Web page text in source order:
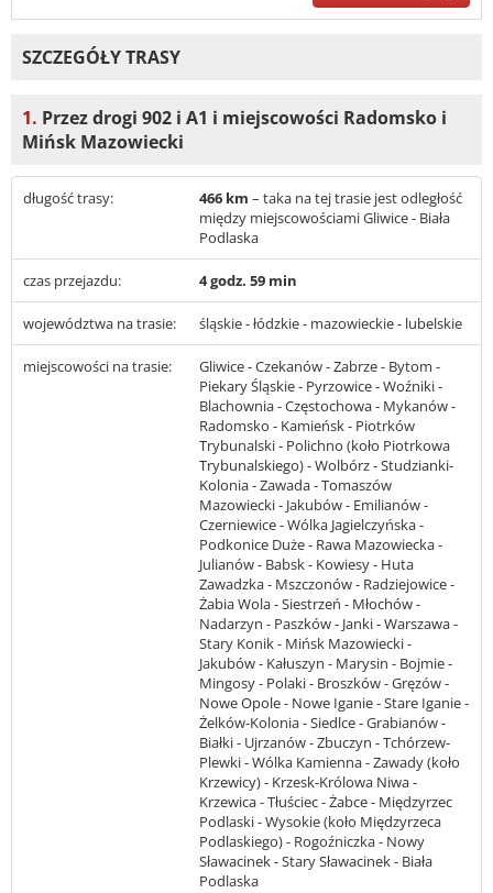
SZCZEGÓŁY TRASY
1. Przez drogi 902 i A1 i miejscowości Radomsko i
Mińsk Mazowiecki
długość trasy: 466 km – taka na tej trasie jest odległość
między miejscowościami Gliwice - Biała
Podlaska
czas przejazdu: 4 godz. 59 min
województwa na trasie: śląskie - łódzkie - mazowieckie - lubelskie
miejscowości na trasie:
Gliwice - Czekanów - Zabrze - Bytom -
Piekary Śląskie - Pyrzowice - Woźniki -
Blachownia - Częstochowa - Mykanów -
Radomsko - Kamieńsk - Piotrków
Trybunalski - Polichno (koło Piotrkowa
Trybunalskiego) - Wolbórz - Studzianki-
Kolonia - Zawada - Tomaszów
Mazowiecki - Jakubów - Emilianów -
Czerniewice - Wólka Jagielczyńska -
Podkonice Duże - Rawa Mazowiecka -
Julianów - Babsk - Kowiesy - Huta
Zawadzka - Mszczonów - Radziejowice -
Żabia Wola - Siestrzeń - Młochów -
Nadarzyn - Paszków - Janki - Warszawa -
Stary Konik - Mińsk Mazowiecki -
Jakubów - Kałuszyn - Marysin - Bojmie -
Mingosy - Polaki - Broszków - Gręzów -
Nowe Opole - Nowe Iganie - Stare Iganie -
Żelków-Kolonia - Siedlce - Grabianów -
Białki - Ujrzanów - Zbuczyn - Tchórzew-
Plewki - Wólka Kamienna - Zawady (koło
Krzewicy) - Krzesk-Królowa Niwa -
Krzewica - Tłuściec - Żabce - Międzyrzec
Podlaski - Wysokie (koło Międzyrzeca
Podlaskiego) - Rogoźniczka - Nowy
Sławacinek - Stary Sławacinek - Biała
Podlaska